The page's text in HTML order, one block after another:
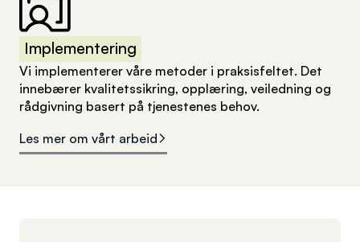
Implementering
Vi implementerer våre metoder i praksisfeltet. Det
innebærer kvalitetssikring, opplæring, veiledning og
rådgivning basert på tjenestenes behov.
Les mer om vårt arbeid